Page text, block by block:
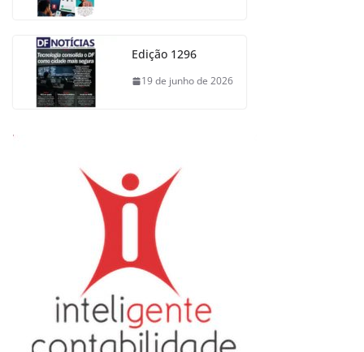
Edição 1296
19 de junho de 2026